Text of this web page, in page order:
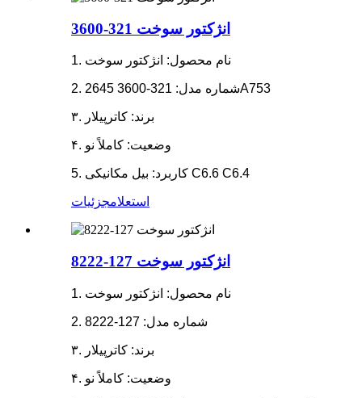
انژکتور سوخت 321-3600
1. نام محصول: انژکتور سوخت
2. شماره مدل: 321-3600 2645A753
۳. برند: کاترپیلار
۴. وضعیت: کاملاً نو
5. کاربرد: بیل مکانیکی C6.6 C6.4
استعلامجزئیات
انژکتور سوخت 127-8222
1. نام محصول: انژکتور سوخت
2. شماره مدل: 127-8222
۳. برند: کاترپیلار
۴. وضعیت: کاملاً نو